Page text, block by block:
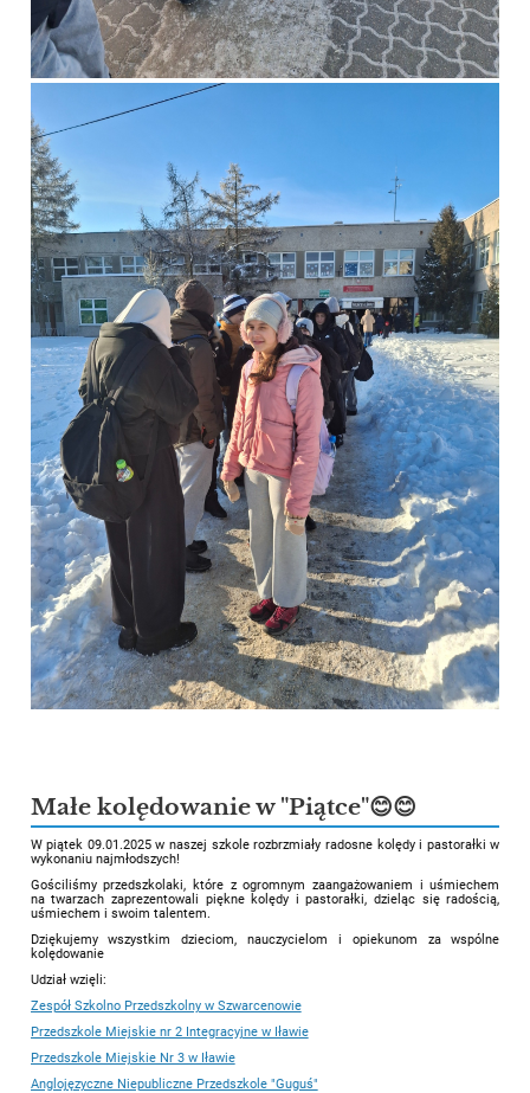
Małe kolędowanie w "Piątce"😊😊
W piątek 09.01.2025 w naszej szkole rozbrzmiały radosne kolędy i pastorałki w
wykonaniu najmłodszych!
Gościliśmy przedszkolaki, które z ogromnym zaangażowaniem i uśmiechem
na twarzach zaprezentowali piękne kolędy i pastorałki, dzieląc się radością,
uśmiechem i swoim talentem.
Dziękujemy wszystkim dzieciom, nauczycielom i opiekunom za wspólne
kolędowanie
Udział wzięli:
Zespół Szkolno Przedszkolny w Szwarcenowie
Przedszkole Miejskie nr 2 Integracyjne w Iławie
Przedszkole Miejskie Nr 3 w Iławie
Anglojęzyczne Niepubliczne Przedszkole "Guguś"